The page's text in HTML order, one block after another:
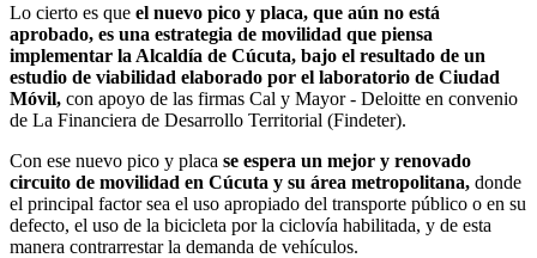
Lo cierto es que el nuevo pico y placa, que aún no está
aprobado, es una estrategia de movilidad que piensa
implementar la Alcaldía de Cúcuta, bajo el resultado de un
estudio de viabilidad elaborado por el laboratorio de Ciudad
Móvil, con apoyo de las firmas Cal y Mayor - Deloitte en convenio
de La Financiera de Desarrollo Territorial (Findeter).
Con ese nuevo pico y placa se espera un mejor y renovado
circuito de movilidad en Cúcuta y su área metropolitana, donde
el principal factor sea el uso apropiado del transporte público o en su
defecto, el uso de la bicicleta por la ciclovía habilitada, y de esta
manera contrarrestar la demanda de vehículos.